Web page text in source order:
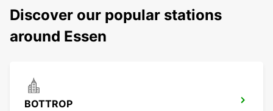
Discover our popular stations
around Essen
BOTTROP